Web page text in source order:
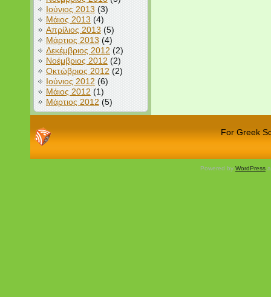
Ιούνιος 2013(3)
Μάιος 2013(4)
Απρίλιος 2013 (5)
Μάρτιος 2013 (4)
Δεκέμβριος 2012 (2)
Νοέμβριος 2012 (2)
Οκτώβριος 2012 (2)
Ιούνιος 2012 (6)
Μάιος 2012 (1)
Μάρτιος 2012 (5)
For Greek
Powered by WordPress